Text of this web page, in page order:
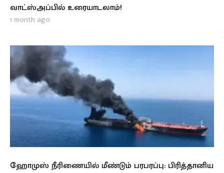
வாட்ஸ்அப்பில் உரையாடலாம்!
1 month ago
ஹோமுஸ் நீரிணையில் மீண்டும் பரபரப்பு: பிரித்தானிய